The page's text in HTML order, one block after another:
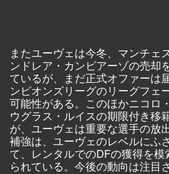
またユーヴェは今冬、マンチェ
ンドレア・カンビアーゾの売却
ているが、まだ正式オファーは
ンピオンズリーグのリーグフェ
可能性がある。このほかニコロ
ウグラス・ルイスの期限付き移
が、ユーヴェは重要な選手の放
補強は、ユーヴェのレベルにふ
て、レンタルでのDFの獲得を
られている。今後の動向は注目